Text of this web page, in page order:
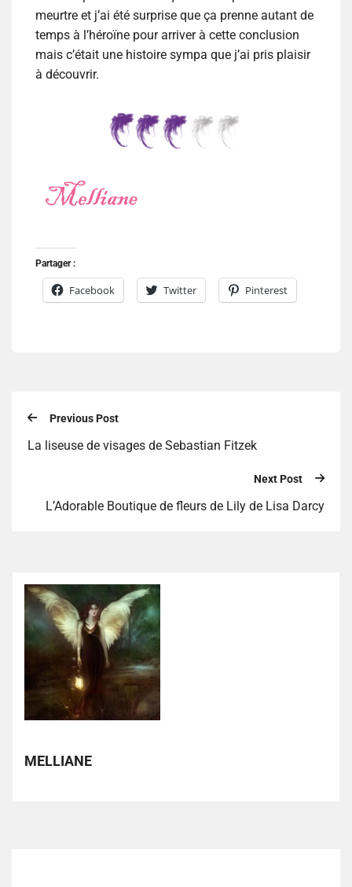
meurtre et j’ai été surprise que ça prenne autant de
temps à l’héroïne pour arriver à cette conclusion
mais c’était une histoire sympa que j’ai pris plaisir
à découvrir.
Partager :
Facebook Twitter Pinterest
Previous Post
La liseuse de visages de Sebastian Fitzek
Next Post
L’Adorable Boutique de fleurs de Lily de Lisa Darcy
MELLIANE